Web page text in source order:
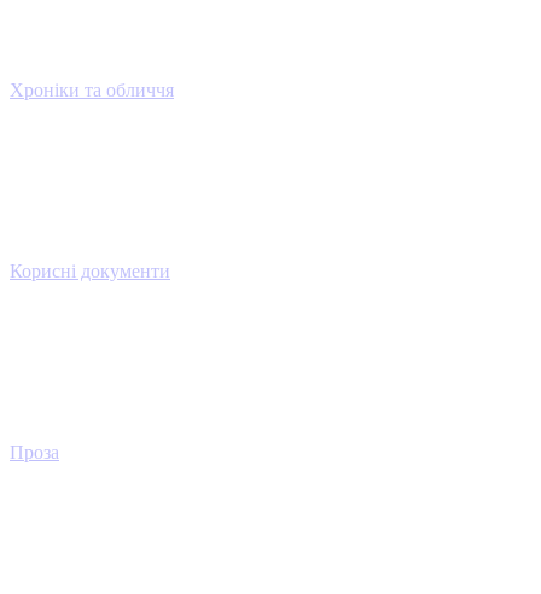
Хроніки та обличчя
Корисні документи
Проза